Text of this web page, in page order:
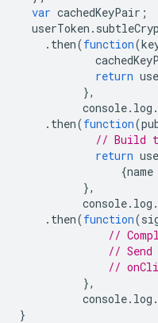
var cachedKeyPair ;
userToken .
. then(function(
return
},
console. log .
. then(function(
// Build
return
{name
},
console. log .
. then(function(
//
//
//
},
console. log .
}